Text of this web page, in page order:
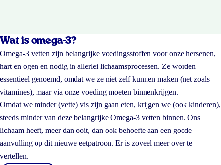
Wat is omega-3?
Omega-3 vetten zijn belangrijke voedingsstoffen voor onze hersenen,
hart en ogen en nodig in allerlei lichaamsprocessen. Ze worden
essentieel genoemd, omdat we ze niet zelf kunnen maken (net zoals
vitamines), maar via onze voeding moeten binnenkrijgen.
Omdat we minder (vette) vis zijn gaan eten, krijgen we (ook kinderen),
steeds minder van deze belangrijke Omega-3 vetten binnen. Ons
lichaam heeft, meer dan ooit, dan ook behoefte aan een goede
aanvulling op dit nieuwe eetpatroon. Er is zoveel meer over te
vertellen.